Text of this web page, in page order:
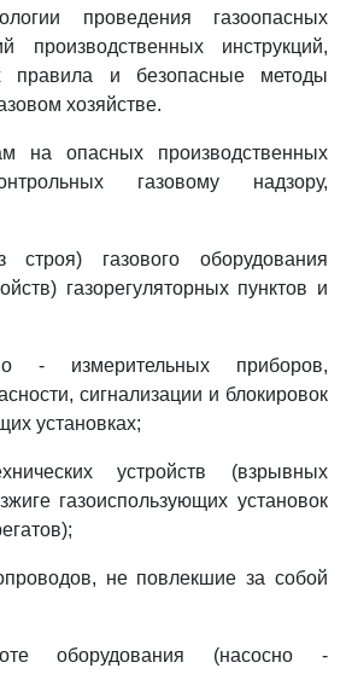
проведения газоопасных
производственных инструкций,
правила и безопасные методы
хозяйстве.
на опасных производственных
газовому надзору,
газового оборудования
газорегуляторных пунктов и
- измерительных приборов,
сигнализации и блокировок
установках;
устройств (взрывных
газоиспользующих установок
не повлекшие за собой
оборудования (насосно -